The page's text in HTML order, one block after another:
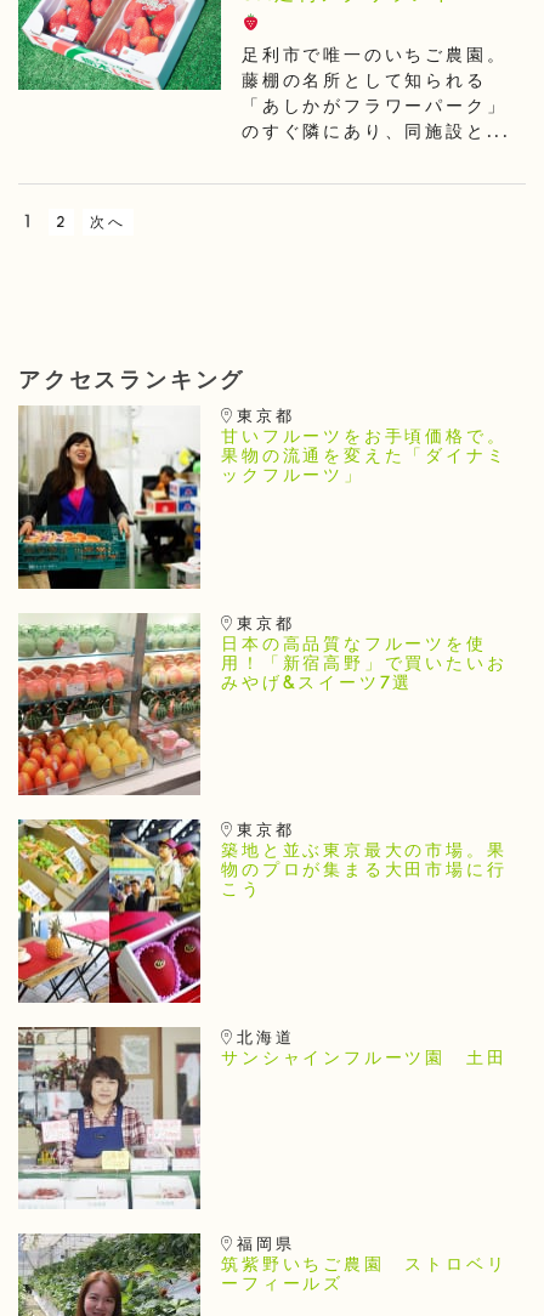
足利市で唯一のいちご農園。
藤棚の名所として知られる
「あしかがフラワーパーク」
のすぐ隣にあり、同施設と...
1 2 次へ
アクセスランキング
東京都
甘いフルーツをお手頃価格で。
果物の流通を変えた「ダイナミ
ックフルーツ」
東京都
日本の高品質なフルーツを使
用！「新宿高野」で買いたいお
みやげ&スイーツ7選
東京都
築地と並ぶ東京最大の市場。果
物のプロが集まる大田市場に行
こう
北海道
サンシャインフルーツ園 土田
福岡県
筑紫野いちご農園 ストロベリ
ーフィールズ